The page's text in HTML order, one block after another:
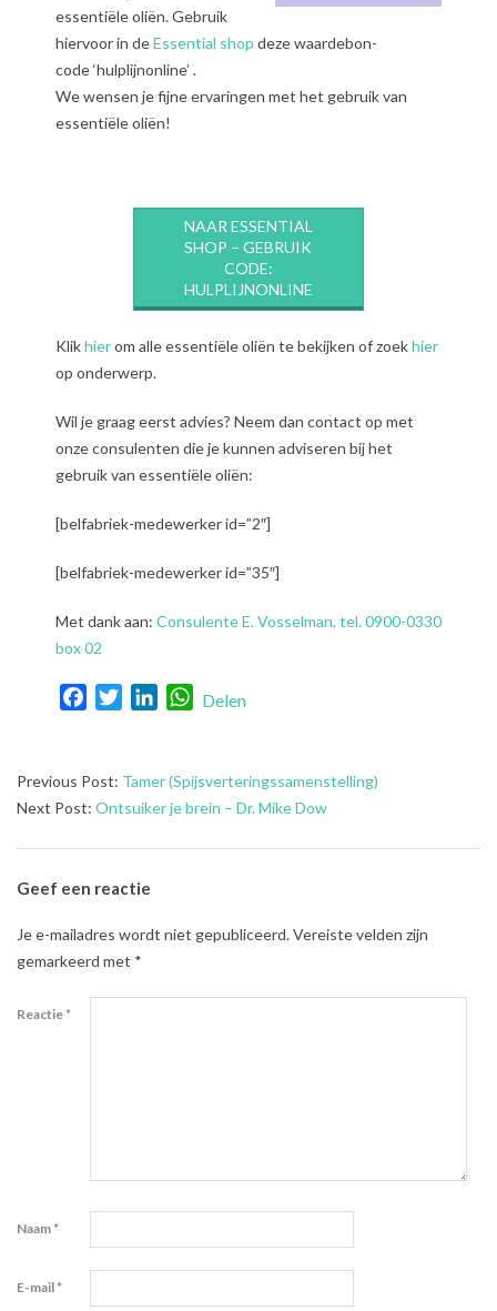
essentiële oliën. Gebruik
hiervoor in deEssential shop deze waardebon-
code ‘hulplijnonline’ .
We wensen je fijne ervaringen met het gebruik van
essentiële oliën!
NAAR ESSENTIAL
SHOP – GEBRUIK
CODE:
HULPLIJNONLINE
Klikhierom alle essentiële oliën te bekijken of zoekhier
op onderwerp.
Wil je graag eerst advies? Neem dan contact op met
onze consulenten die je kunnen adviseren bij het
gebruik van essentiële oliën:
[belfabriek-medewerker id=”2″]
[belfabriek-medewerker id=”35″]
Met dank aan: Consulente E. Vosselman, tel. 0900-0330
box 02
FacebookTwitterLinkedInWhatsApp
Delen
2021-
08-
Previous Post: Tamer (Spijsverteringssamenstelling)
Next Post: Ontsuiker je brein – Dr. Mike Dow
Geef een reactie
Je e-mailadres wordt niet gepubliceerd.Vereiste velden zijn
gemarkeerd met *
Reactie*
Naam*
E-mail*